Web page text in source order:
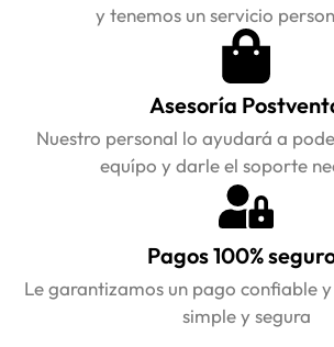
y tenemos un servicio
Asesoría
Nuestro personal lo ayudará a
equípo y darle el soporte
Pagos 100%
Le garantizamos un pago confiable
simple y segura